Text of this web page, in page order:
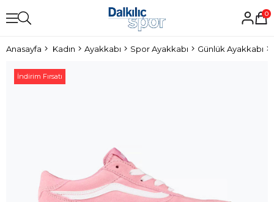
0
Anasayfa Kadın Ayakkabı Spor Ayakkabı Günlük Ayakkabı
İndirim Fırsatı